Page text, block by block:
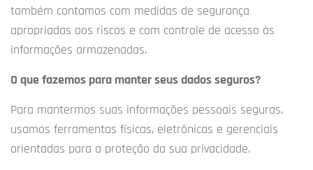
também contamos com medidas de segurança
apropriadas aos riscos e com controle de acesso às
informações armazenadas.
O que fazemos para manter seus dados seguros?
Para mantermos suas informações pessoais seguras,
usamos ferramentas físicas, eletrônicas e gerenciais
orientadas para a proteção da sua privacidade.